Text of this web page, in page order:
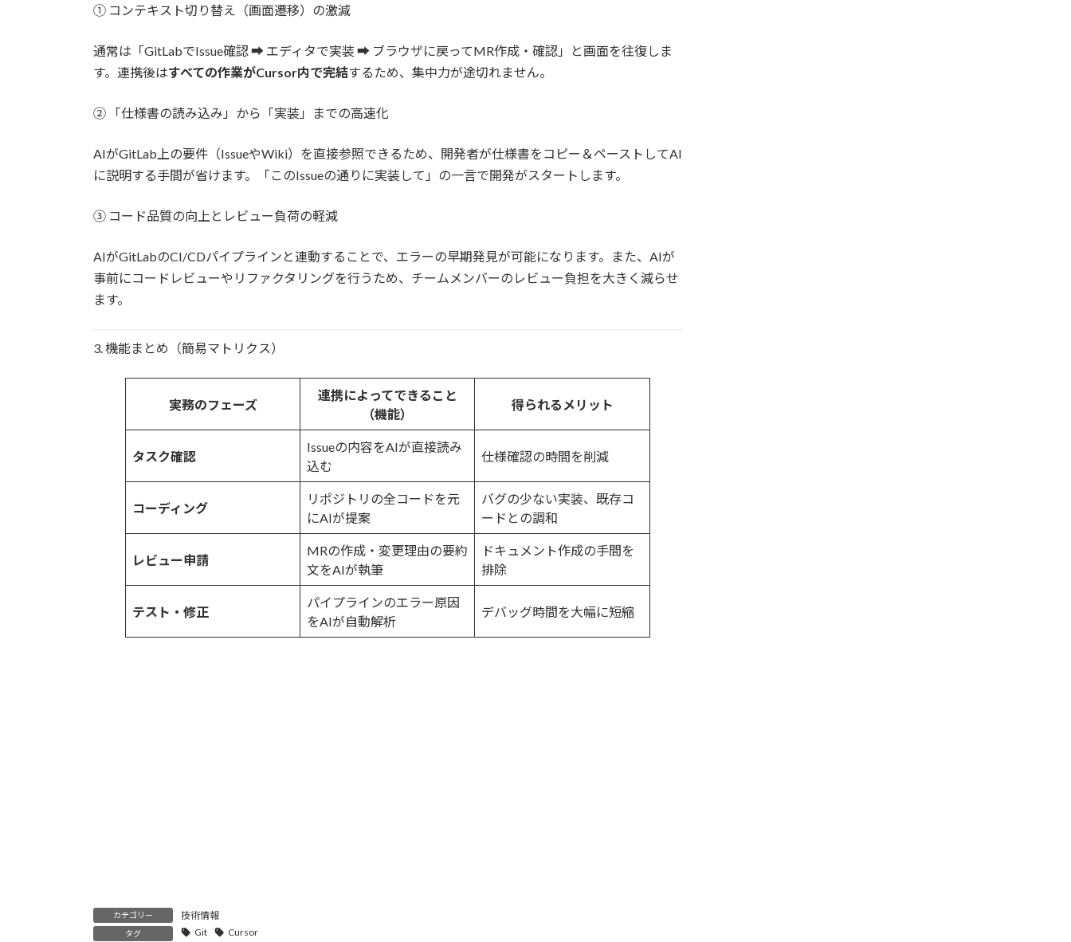
① コンテキスト切り替え（画面遷移）の激減
通常は「GitLabでIssue確認 ➡️ エディタで実装 ➡️ ブラウザに戻ってMR作成・確認」と画面を往復しま
す。連携後はすべての作業がCursor内で完結するため、集中力が途切れません。
② 「仕様書の読み込み」から「実装」までの高速化
AIがGitLab上の要件（IssueやWiki）を直接参照できるため、開発者が仕様書をコピー＆ペーストしてAI
に説明する手間が省けます。「このIssueの通りに実装して」の一言で開発がスタートします。
③ コード品質の向上とレビュー負荷の軽減
AIがGitLabのCI/CDパイプラインと連動することで、エラーの早期発見が可能になります。また、AIが
事前にコードレビューやリファクタリングを行うため、チームメンバーのレビュー負担を大きく減らせ
ます。
3. 機能まとめ（簡易マトリクス）
実務のフェーズ
連携によってできること
（機能）
得られるメリット
タスク確認
Issueの内容をAIが直接読み
込む
仕様確認の時間を削減
コーディング
リポジトリの全コードを元
にAIが提案
バグの少ない実装、既存コ
ードとの調和
レビュー申請
MRの作成・変更理由の要約
文をAIが執筆
ドキュメント作成の手間を
排除
テスト・修正
パイプラインのエラー原因
をAIが自動解析
デバッグ時間を大幅に短縮
カテゴリー 技術情報
タグ Git Cursor